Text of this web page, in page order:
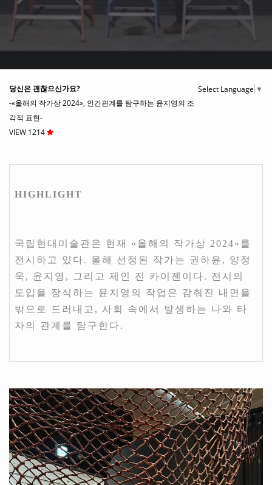
Select Language ▼
당신은 괜찮으신가요?
-«올해의 작가상 2024», 인간관계를 탐구하는 윤지영의 조
각적 표현-
VIEW 1214
HIGHLIGHT
국립현대미술관은 현재 «올해의 작가상 2024»를
전시하고 있다. 올해 선정된 작가는 권하윤, 양정
욱, 윤지영, 그리고 제인 진 카이젠이다. 전시의
도입을 장식하는 윤지영의 작업은 감춰진 내면을
밖으로 드러내고, 사회 속에서 발생하는 나와 타
자의 관계를 탐구한다.